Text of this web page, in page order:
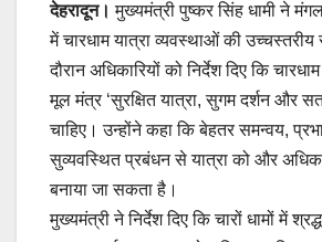
देहरादून।मुख्यमंत्री पुष्कर सिंह धामी ने
में चारधाम यात्रा व्यवस्थाओं की उच्चस्तरीय
दौरान अधिकारियों को निर्देश दिए कि
मूल मंत्र ‘सुरक्षित यात्रा, सुगम दर्शन और
चाहिए। उन्होंने कहा कि बेहतर समन्वय,
सुव्यवस्थित प्रबंधन से यात्रा को और
बनाया जा सकता है।
मुख्यमंत्री ने निर्देश दिए कि चारों धामों में